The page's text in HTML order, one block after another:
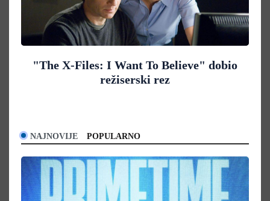
"The X-Files: I Want To Believe" dobio
režiserski rez
NAJNOVIJE POPULARNO